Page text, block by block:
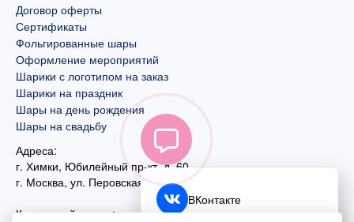
Договор оферты
Сертификаты
Фольгированные шары
Оформление мероприятий
Шарики с логотипом на заказ
Шарики на праздник
Шары на день рождения
Шары на свадьбу
Адреса:
г. Химки, Юбилейный пр-кт, д. 60
г. Москва, ул. Перовская, д. 59
Контактный номер:
ВКонтакте